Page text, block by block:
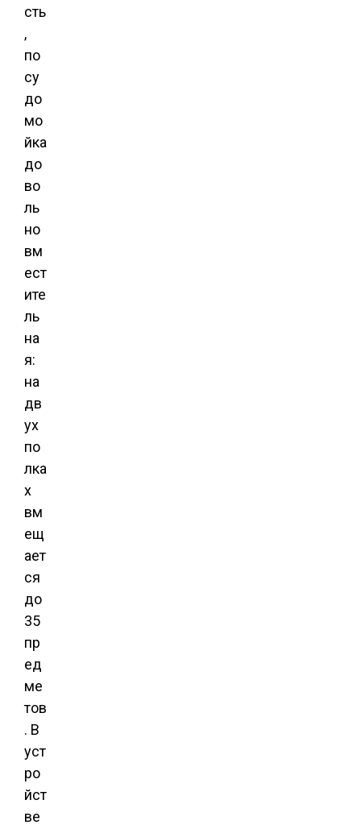
сть
,
по
су
до
мо
йка
до
во
ль
но
вм
ест
ите
ль
на
я:
на
дв
ух
по
лка
х
вм
ещ
ает
ся
до
35
пр
ед
ме
тов
. В
уст
ро
йст
ве